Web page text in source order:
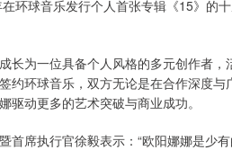
环球音乐发行个人首张专辑《15》的
长为一位具备个人风格的多元创作者
约环球音乐，双方无论是在合作深度
驱动更多的艺术突破与商业成功。
首席执行官徐毅表示：“欧阳娜娜是少